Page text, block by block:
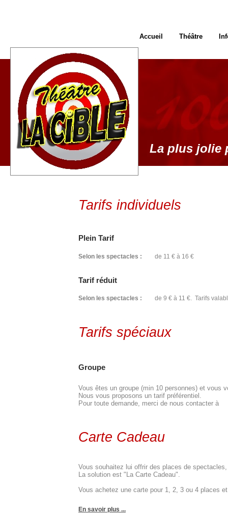
Tarifs individuels
Plein Tarif
Selon les spectacles : de 11 € à 16 €
Tarif réduit
Selon les spectacles : de 9 € à 11 €. Tarifs
Tarifs spéciaux
Groupe
La plus jolie
Accueil Théâtre
Vous êtes un groupe (min 10 personnes) et vous
Nous vous proposons un tarif préférentiel.
Pour toute demande, merci de nous contacter à
Vous souhaitez lui offrir des places de
La solution est "La Carte Cadeau".
Vous achetez une carte pour 1, 2, 3 ou 4 places
Carte Cadeau
En savoir plus ...